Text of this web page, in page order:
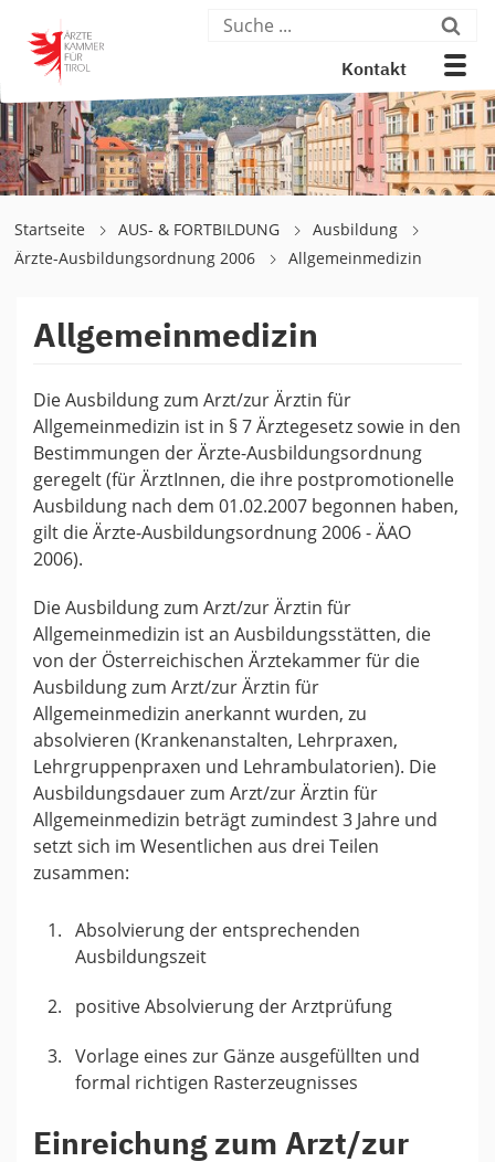
Kontakt
Startseite AUS- & FORTBILDUNG
Ausbildung
Ärzte-Ausbildungsordnung 2006
Allgemeinmedizin
Allgemeinmedizin
Die Ausbildung zum Arzt/zur Ärztin für
Allgemeinmedizin ist in § 7 Ärztegesetz sowie in den
Bestimmungen der Ärzte-Ausbildungsordnung
geregelt (für ÄrztInnen, die ihre postpromotionelle
Ausbildung nach dem 01.02.2007 begonnen haben,
gilt die Ärzte-Ausbildungsordnung 2006 - ÄAO
2006).
Die Ausbildung zum Arzt/zur Ärztin für
Allgemeinmedizin ist an Ausbildungsstätten, die
von der Österreichischen Ärztekammer für die
Ausbildung zum Arzt/zur Ärztin für
Allgemeinmedizin anerkannt wurden, zu
absolvieren (Krankenanstalten, Lehrpraxen,
Lehrgruppenpraxen und Lehrambulatorien). Die
Ausbildungsdauer zum Arzt/zur Ärztin für
Allgemeinmedizin beträgt zumindest 3 Jahre und
setzt sich im Wesentlichen aus drei Teilen
zusammen:
Absolvierung der entsprechenden
Ausbildungszeit
positive Absolvierung der Arztprüfung
Vorlage eines zur Gänze ausgefüllten und
formal richtigen Rasterzeugnisses
Einreichung zum Arzt/zur